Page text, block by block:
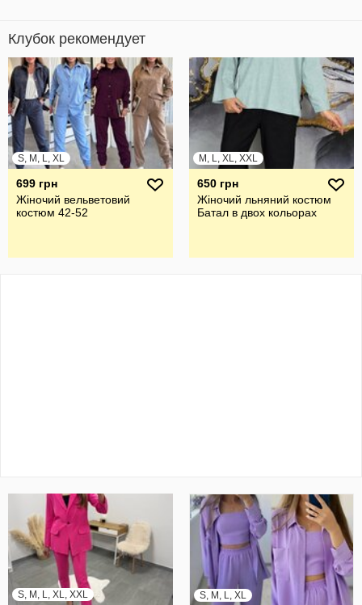
Клубок рекомендует
S, M, L, XL
699 грн
Жіночий вельветовий
костюм 42-52
M, L, XL, XXL
650 грн
Жіночий льняний костюм
Батал в двох кольорах
S, M, L, XL, XXL S, M, L, XL